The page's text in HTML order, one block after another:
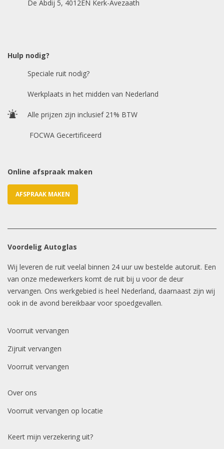
E-mailadres *
De Abdij 5, 4012EN Kerk-Avezaath
Hulp nodig?
Speciale ruit nodig?
Werkplaats in het midden van Nederland
Alle prijzen zijn inclusief 21% BTW
FOCWA Gecertificeerd
Online afspraak maken
AFSPRAAK MAKEN
Voordelig Autoglas
Wij leveren de ruit veelal binnen 24 uur uw bestelde autoruit. Een
van onze medewerkers komt de ruit bij u voor de deur
vervangen. Ons werkgebied is heel Nederland, daarnaast zijn wij
ook in de avond bereikbaar voor spoedgevallen.
Voorruit vervangen
Zijruit vervangen
Voorruit vervangen
Over ons
Voorruit vervangen op locatie
Keert mijn verzekering uit?